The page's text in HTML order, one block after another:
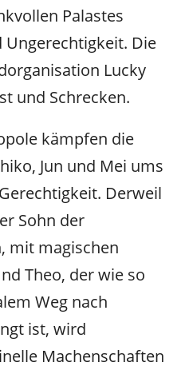
Palastes
Die
Lucky
und Schrecken.
kämpfen die
Jun und Mei ums
Derweil
Sohn der
mit magischen
Theo, der wie so
Weg nach
ist, wird
Machenschaften